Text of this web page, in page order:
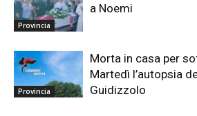
Provincia
a Noemi
Provincia
Morta in casa per
Martedì l’autopsia
Guidizzolo